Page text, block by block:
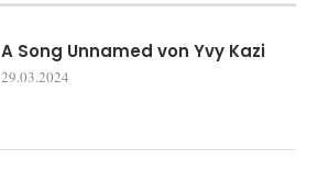
A Song Unnamed von Yvy Kazi
29.03.2024